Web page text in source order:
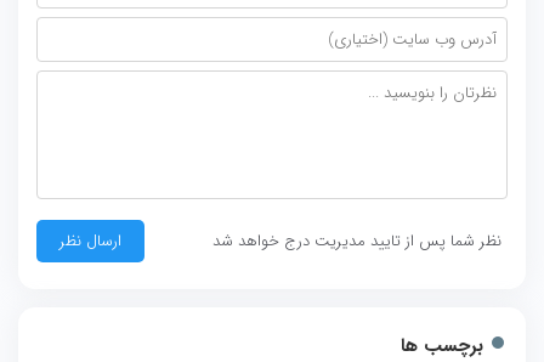
نظر شما پس از تایید مدیریت درج خواهد شد
برچسب ها